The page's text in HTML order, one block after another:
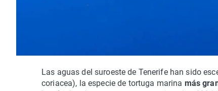
Las aguas del suroeste de Tenerife han sido
coriacea), la especie de tortuga marina más